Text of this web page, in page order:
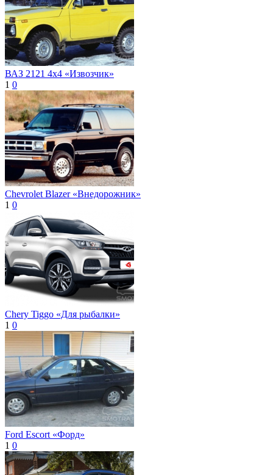
ВАЗ 2121 4x4 «Извозчик»
1 0
Chevrolet Blazer «Внедорожник»
1 0
Chery Tiggo «Для рыбалки»
1 0
Ford Escort «Форд»
1 0